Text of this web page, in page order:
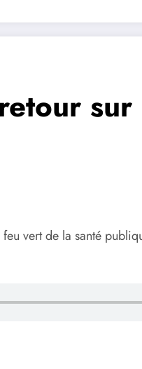
sur
vert de la santé